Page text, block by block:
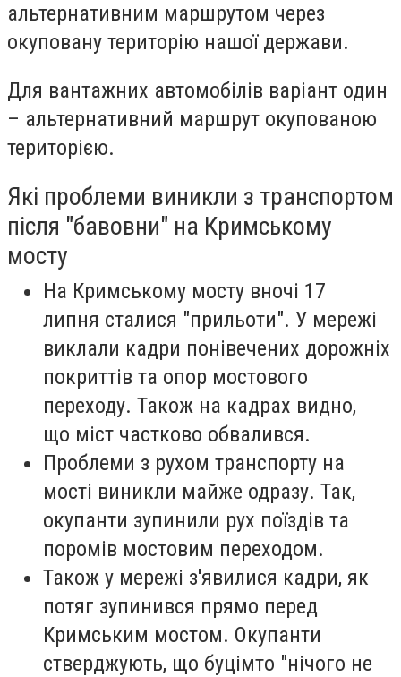
альтернативним маршрутом через
окуповану територію нашої держави.
Для вантажних автомобілів варіант один
– альтернативний маршрут окупованою
територією.
Які проблеми виникли з транспортом
після "бавовни" на Кримському
мосту
На Кримському мосту вночі 17
липня сталися "прильоти". У мережі
виклали кадри понівечених дорожніх
покриттів та опор мостового
переходу. Також на кадрах видно,
що міст частково обвалився.
Проблеми з рухом транспорту на
мості виникли майже одразу. Так,
окупанти зупинили рух поїздів та
поромів мостовим переходом.
Також у мережі з'явилися кадри, як
потяг зупинився прямо перед
Кримським мостом. Окупанти
стверджують, що буцімто "нічого не